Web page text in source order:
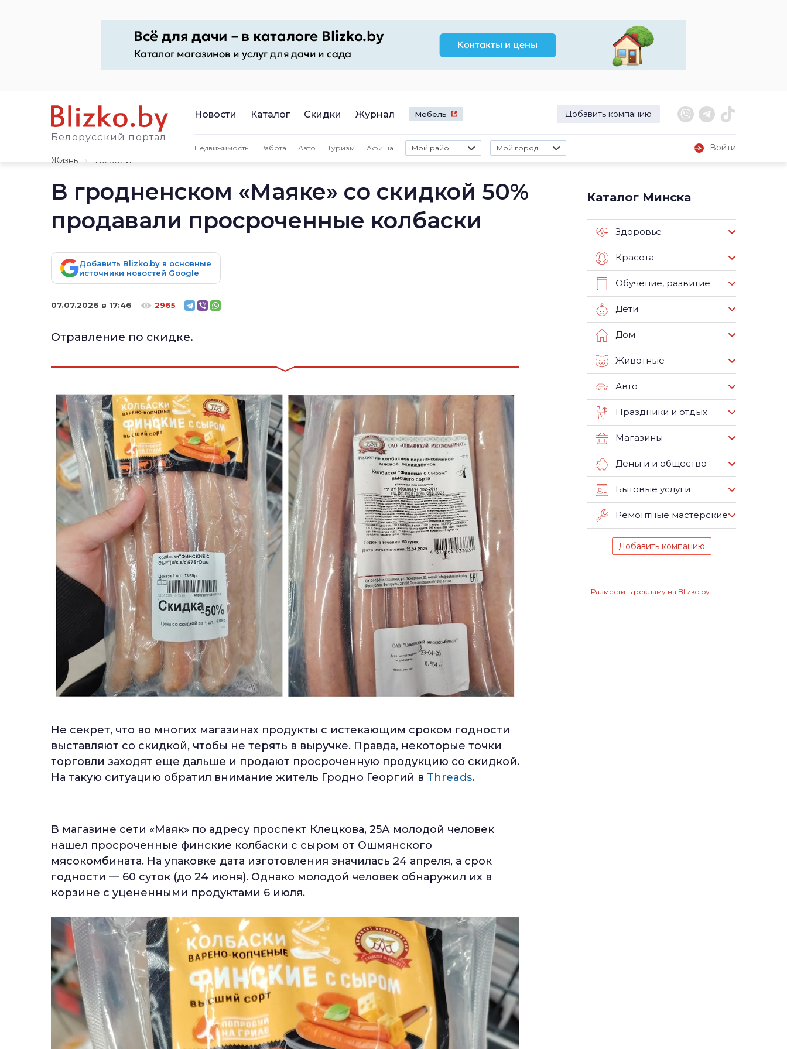
Белорусский портал
Новости Каталог Скидки Журнал Мебель Добавить компанию
Недвижимость Работа Авто Туризм Афиша Мой район Мой город
Войти
Жизнь
Новости
В гродненском «Маяке» со скидкой 50%
продавали просроченные колбаски
Добавить Blizko.by в основные
источники новостей Google
07.07.2026 в 17:46 2965
Отравление по скидке.
Не секрет, что во многих магазинах продукты с истекающим сроком годности
выставляют со скидкой, чтобы не терять в выручке. Правда, некоторые точки
торговли заходят еще дальше и продают просроченную продукцию со скидкой.
На такую ситуацию обратил внимание житель Гродно Георгий в Threads.
В магазине сети «Маяк» по адресу проспект Клецкова, 25А молодой человек
нашел просроченные финские колбаски с сыром от Ошмянского
мясокомбината. На упаковке дата изготовления значилась 24 апреля, а срок
годности — 60 суток (до 24 июня). Однако молодой человек обнаружил их в
корзине с уцененными продуктами 6 июля.
Каталог Минска
Здоровье
Красота
Обучение, развитие
Дети
Дом
Животные
Авто
Праздники и отдых
Магазины
Деньги и общество
Бытовые услуги
Ремонтные мастерские
Добавить компанию
Разместить рекламу на Blizko.by